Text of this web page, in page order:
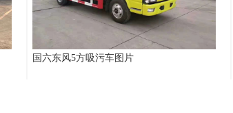
国六东风5方吸污车图片